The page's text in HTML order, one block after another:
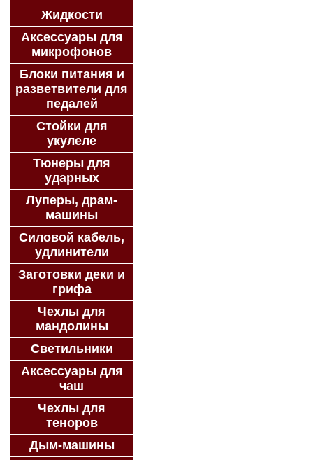
Жидкости
Аксессуары для
микрофонов
Блоки питания и
разветвители для
педалей
Стойки для
укулеле
Тюнеры для
ударных
Луперы, драм-
машины
Силовой кабель,
удлинители
Заготовки деки и
грифа
Чехлы для
мандолины
Светильники
Аксессуары для
чаш
Чехлы для
теноров
Дым-машины